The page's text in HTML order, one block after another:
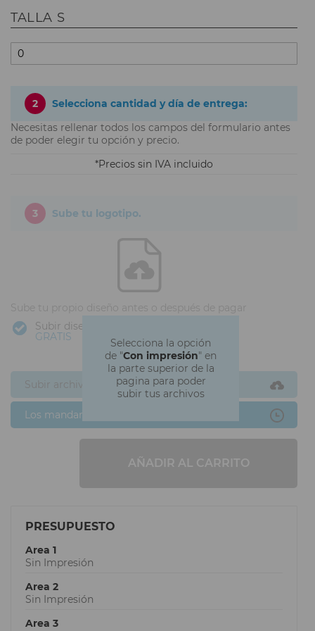
TALLA S
2
Selecciona cantidad y día de entrega:
Necesitas rellenar todos los campos del formulario antes
de poder elegir tu opción y precio.
Precios sin IVA incluido
Selecciona la opción
de "Con impresión" en
la parte superior de la
pagina para poder
subir tus archivos
3 Sube tu logotipo.
Sube tu propio diseño antes o después de pagar
Subir diseño
GRATIS
Subir archivos ahora
Los mandaré después
AÑADIR AL CARRITO
PRESUPUESTO
Area 1
Sin Impresión
Area 2
Sin Impresión
Area 3